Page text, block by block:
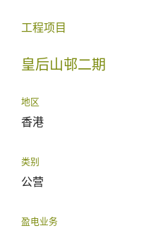
工程项目
皇后山邨二期
地区
香港
类别
公营
盈电业务